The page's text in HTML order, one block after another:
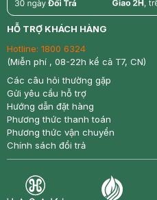
return nowfree
HỖ TRỢ KHÁCH HÀNG
Hotline: 1800 6324
(Miễn phí , 08-22h kể cả T7, CN)
Các câu hỏi thường gặp
Gửi yêu cầu hỗ trợ
Hướng dẫn đặt hàng
Phương thức thanh toán
Phương thức vận chuyển
Chính sách đổi trả